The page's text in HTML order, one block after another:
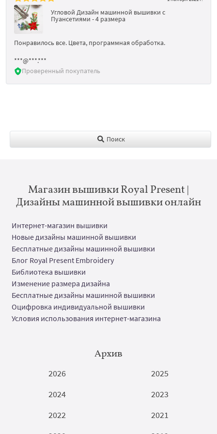
Угловой Дизайн машинной вышивки с
Пуансетиями - 4 размера
Понравилось все. Цвета, программная обработка.
***@***.***
Проверенный покупатель
Поиск
Магазин вышивки Royal Present |
Дизайны машинной вышивки онлайн
Интернет-магазин вышивки
Новые дизайны машинной вышивки
Бесплатные дизайны машинной вышивки
Блог Royal Present Embroidery
Библиотека вышивки
Изменение размера дизайна
Бесплатные дизайны машинной вышивки
Оцифровка индивидуальной вышивки
Условия использования интернет-магазина
Архив
2026
2025
2024
2023
2022
2021